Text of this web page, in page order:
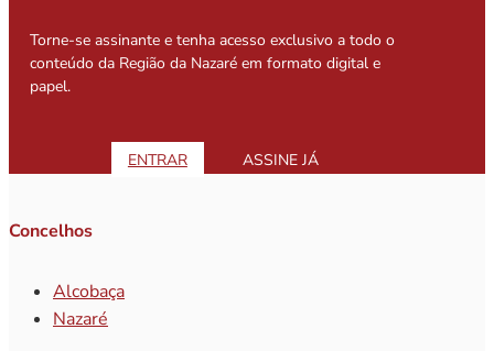
Torne-se assinante e tenha acesso exclusivo a todo o
conteúdo da Região da Nazaré em formato digital e
papel.
ENTRAR ASSINE JÁ
Concelhos
Alcobaça
Nazaré